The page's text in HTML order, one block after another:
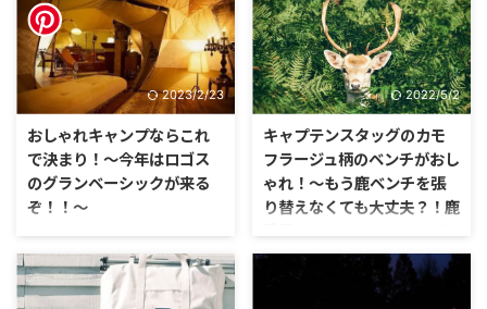
2023/2/23
おしゃれキャンプならこれ
で決まり！～今年はロゴス
のグランベーシックが来る
ぞ！！～
「うぉ～～！これ良いじゃん！ね
っ！ママっ！」 「ちょっとうる
さいよ、静かにしてよ！テレビ聞
こえないじゃん！」 「。。。」
2022/5/2
キャプテンスタッグのカモ
フラージュ柄のベンチがおし
ゃれ！～もう鹿ベンチを張
り替えなくても大丈夫？！鹿
がおすすめ～
「た・大変です！し・鹿番長